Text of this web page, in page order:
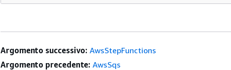
Argomento successivo: AwsStepFunctions
Argomento precedente: AwsSqs